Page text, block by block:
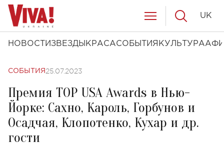
НОВОСТИ ЗВЕЗДЫ КРАСАСОБЫТИЯ КУЛЬТУРА
UK
СОБЫТИЯ 25.07.2023
Премия TOP USA Awards в Нью-
Йорке: Сахно, Кароль, Горбунов и
Осадчая, Клопотенко, Кухар и др.
гости